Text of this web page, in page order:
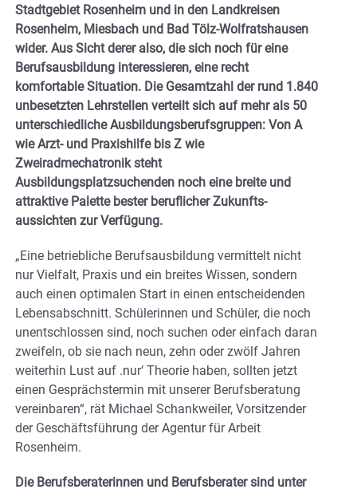
Stadtgebiet Rosenheim und in den Landkreisen
Rosenheim, Miesbach und Bad Tölz-Wolfratshausen
wider. Aus Sicht derer also, die sich noch für eine
Berufsausbildung interessieren, eine recht
komfortable Situation. Die Gesamtzahl der rund 1.840
unbesetzten Lehrstellen verteilt sich auf mehr als 50
unterschiedliche Ausbildungsberufsgruppen: Von A
wie Arzt- und Praxishilfe bis Z wie
Zweiradmechatronik steht
Ausbildungsplatzsuchenden noch eine breite und
attraktive Palette bester beruflicher Zukunfts-
aussichten zur Verfügung.
„Eine betriebliche Berufsausbildung vermittelt nicht
nur Vielfalt, Praxis und ein breites Wissen, sondern
auch einen optimalen Start in einen entscheidenden
Lebensabschnitt. Schülerinnen und Schüler, die noch
unentschlossen sind, noch suchen oder einfach daran
zweifeln, ob sie nach neun, zehn oder zwölf Jahren
weiterhin Lust auf .nur‘ Theorie haben, sollten jetzt
einen Gesprächstermin mit unserer Berufsberatung
vereinbaren“, rät Michael Schankweiler, Vorsitzender
der Geschäftsführung der Agentur für Arbeit
Rosenheim.
Die Berufsberaterinnen und Berufsberater sind unter